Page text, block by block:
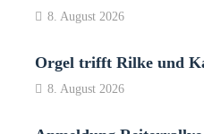
8. August 2026
Orgel trifft Rilke und
8. August 2026